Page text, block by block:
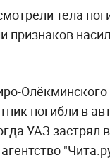
тела
признаков
погибли в
УАЗ застрял